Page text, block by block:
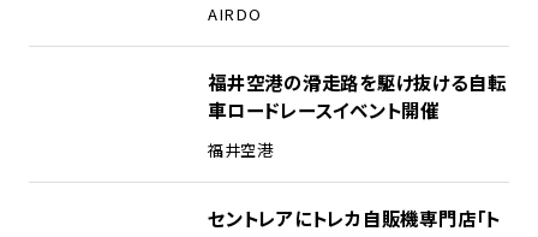
AIRDO
福井空港の滑走路を駆け抜ける自転
車ロードレースイベント開催
福井空港
セントレアにトレカ自販機専門店「ト